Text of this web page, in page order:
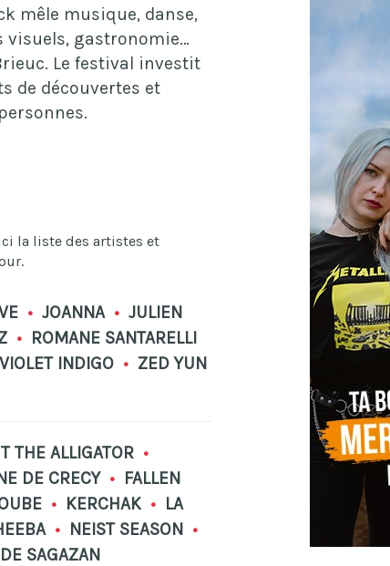
mêle musique, danse,
visuels, gastronomie…
Le festival investit
de découvertes et
la liste des artistes et
• JOANNA • JULIEN
• ROMANE SANTARELLI
VIOLET INDIGO • ZED YUN
THE ALLIGATOR •
DE CRECY • FALLEN
• KERCHAK • LA
• NEIST SEASON •
SAGAZAN